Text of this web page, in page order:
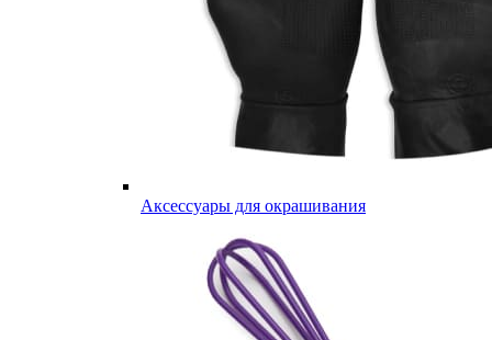
Аксессуары для окрашивания